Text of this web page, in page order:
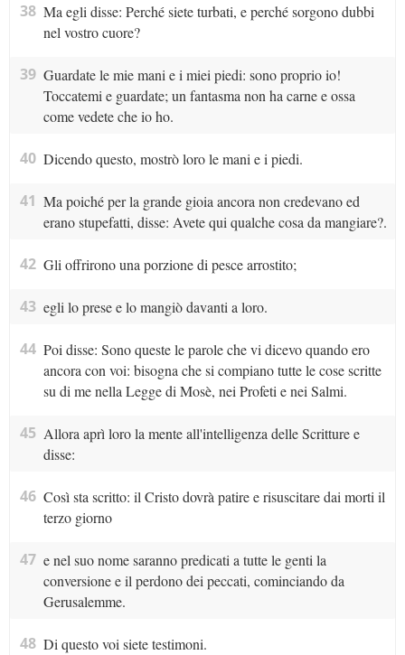
38 Ma egli disse: Perché siete turbati, e perché sorgono dubbi
nel vostro cuore?
39 Guardate le mie mani e i miei piedi: sono proprio io!
Toccatemi e guardate; un fantasma non ha carne e ossa
come vedete che io ho.
40 Dicendo questo, mostrò loro le mani e i piedi.
41 Ma poiché per la grande gioia ancora non credevano ed
erano stupefatti, disse: Avete qui qualche cosa da mangiare?.
42 Gli offrirono una porzione di pesce arrostito;
43 egli lo prese e lo mangiò davanti a loro.
44 Poi disse: Sono queste le parole che vi dicevo quando ero
ancora con voi: bisogna che si compiano tutte le cose scritte
su di me nella Legge di Mosè, nei Profeti e nei Salmi.
45 Allora aprì loro la mente all'intelligenza delle Scritture e
disse:
46 Così sta scritto: il Cristo dovrà patire e risuscitare dai morti il
terzo giorno
47 e nel suo nome saranno predicati a tutte le genti la
conversione e il perdono dei peccati, cominciando da
Gerusalemme.
48 Di questo voi siete testimoni.